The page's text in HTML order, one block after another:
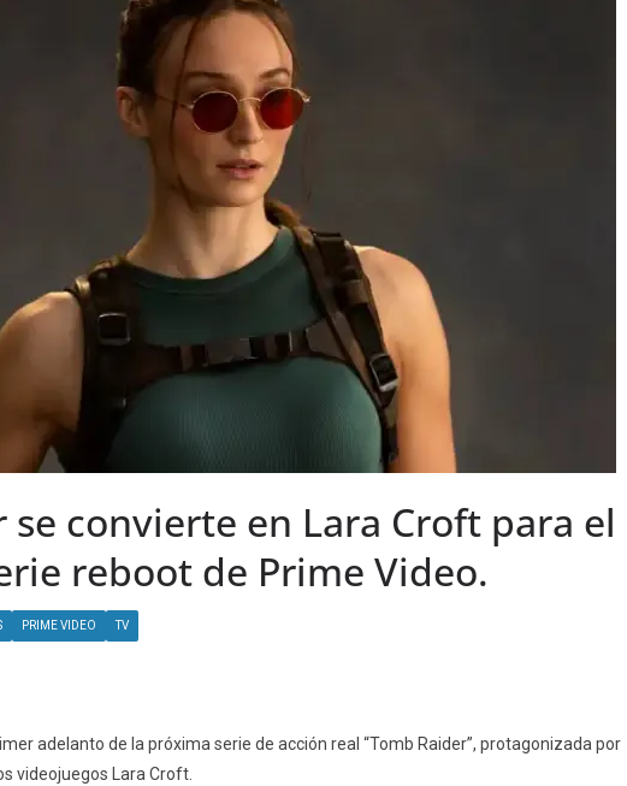
se convierte en Lara Croft para el
reboot de Prime Video.
PRIME VIDEO TV
adelanto de la próxima serie de acción real “Tomb Raider”, protagonizada por
videojuegos Lara Croft.